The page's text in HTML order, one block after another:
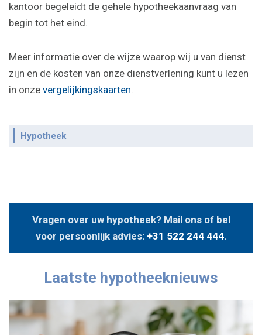
kantoor begeleidt de gehele hypotheekaanvraag van
begin tot het eind.
Meer informatie over de wijze waarop wij u van dienst
zijn en de kosten van onze dienstverlening kunt u lezen
in onze vergelijkingskaarten.
Hypotheek
Vragen over uw hypotheek? Mail ons of bel
voor persoonlijk advies: +31 522 244 444.
Laatste hypotheeknieuws